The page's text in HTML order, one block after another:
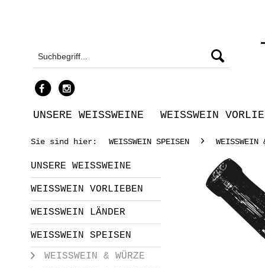
UNSERE WEISSWEINE WEISSWEIN
Sie sind hier: WEISSWEIN SPEISEN WEISSWEIN
UNSERE WEISSWEINE
WEISSWEIN VORLIEBEN
WEISSWEIN LÄNDER
WEISSWEIN SPEISEN
WEISSWEIN & WÜRZE